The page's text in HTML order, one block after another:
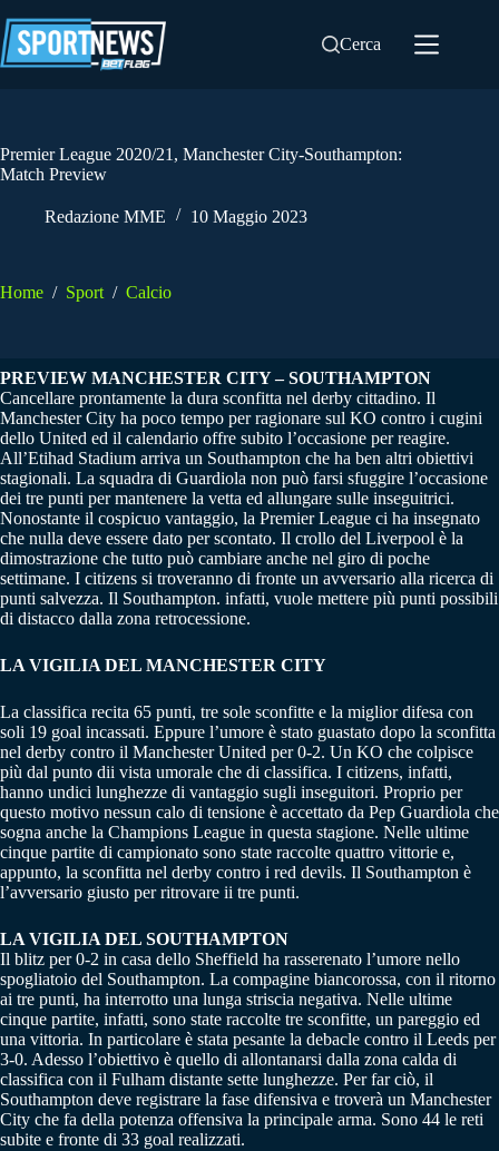
al
contenuto
Cerca
Premier League 2020/21, Manchester City-Southampton:
Match Preview
Redazione MME 10 Maggio 2023
Home / Sport / Calcio
PREVIEW MANCHESTER CITY – SOUTHAMPTON
Cancellare prontamente la dura sconfitta nel derby cittadino. Il
Manchester City ha poco tempo per ragionare sul KO contro i cugini
dello United ed il calendario offre subito l’occasione per reagire.
All’Etihad Stadium arriva un Southampton che ha ben altri obiettivi
stagionali. La squadra di Guardiola non può farsi sfuggire l’occasione
dei tre punti per mantenere la vetta ed allungare sulle inseguitrici.
Nonostante il cospicuo vantaggio, la Premier League ci ha insegnato
che nulla deve essere dato per scontato. Il crollo del Liverpool è la
dimostrazione che tutto può cambiare anche nel giro di poche
settimane. I citizens si troveranno di fronte un avversario alla ricerca di
punti salvezza. Il Southampton. infatti, vuole mettere più punti possibili
di distacco dalla zona retrocessione.
LA VIGILIA DEL MANCHESTER CITY
La classifica recita 65 punti, tre sole sconfitte e la miglior difesa con
soli 19 goal incassati. Eppure l’umore è stato guastato dopo la sconfitta
nel derby contro il Manchester United per 0-2. Un KO che colpisce
più dal punto dii vista umorale che di classifica. I citizens, infatti,
hanno undici lunghezze di vantaggio sugli inseguitori. Proprio per
questo motivo nessun calo di tensione è accettato da Pep Guardiola che
sogna anche la Champions League in questa stagione. Nelle ultime
cinque partite di campionato sono state raccolte quattro vittorie e,
appunto, la sconfitta nel derby contro i red devils. Il Southampton è
l’avversario giusto per ritrovare ii tre punti.
LA VIGILIA DEL SOUTHAMPTON
Il blitz per 0-2 in casa dello Sheffield ha rasserenato l’umore nello
spogliatoio del Southampton. La compagine biancorossa, con il ritorno
ai tre punti, ha interrotto una lunga striscia negativa. Nelle ultime
cinque partite, infatti, sono state raccolte tre sconfitte, un pareggio ed
una vittoria. In particolare è stata pesante la debacle contro il Leeds per
3-0. Adesso l’obiettivo è quello di allontanarsi dalla zona calda di
classifica con il Fulham distante sette lunghezze. Per far ciò, il
Southampton deve registrare la fase difensiva e troverà un Manchester
City che fa della potenza offensiva la principale arma. Sono 44 le reti
subite e fronte di 33 goal realizzati.